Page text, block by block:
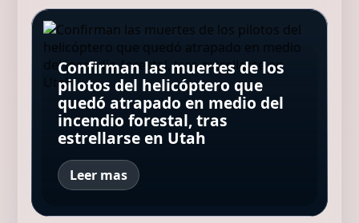
María José Salgado,
farmacéutica: “Para lucir un
buen cabello debes saber si
necesitas hidratación o
proteínas”
Atropelló, hirió a tres personas
y huyó: lo encontraron
"acurrucado" bajo la cama
Quim Masferrer, actor, 55 años:
“Desde que quitaron los peajes,
la AP-7 se ha convertido en una
especie de túnel del tiempo en
el que sabes cuándo entras,
pero nunca cuánto tardarás en
llegar”
Confirman las muertes de los
pilotos del helicóptero que
quedó atrapado en medio del
incendio forestal, tras
estrellarse en Utah
Leer mas
Una colilla provocó el incendio
que dejó 168 muertos en Hong
Kong: qué determinó la
investigación